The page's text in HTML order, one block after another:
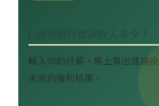
輸入你的月薪，馬上算出建議
未來的複利結果。